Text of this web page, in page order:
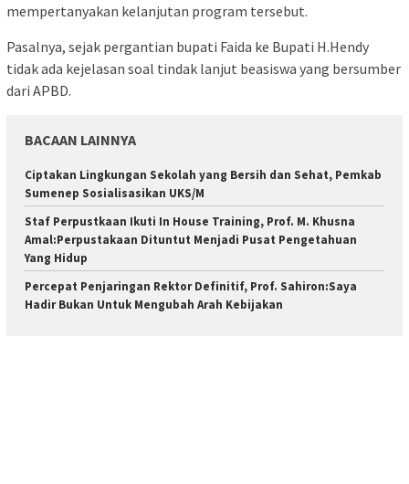
mempertanyakan kelanjutan program tersebut.
Pasalnya, sejak pergantian bupati Faida ke Bupati H.Hendy
tidak ada kejelasan soal tindak lanjut beasiswa yang bersumber
dari APBD.
BACAAN LAINNYA
Ciptakan Lingkungan Sekolah yang Bersih dan Sehat, Pemkab
Sumenep Sosialisasikan UKS/M
Staf Perpustkaan Ikuti In House Training, Prof. M. Khusna
Amal:Perpustakaan Dituntut Menjadi Pusat Pengetahuan
Yang Hidup
Percepat Penjaringan Rektor Definitif, Prof. Sahiron:Saya
Hadir Bukan Untuk Mengubah Arah Kebijakan